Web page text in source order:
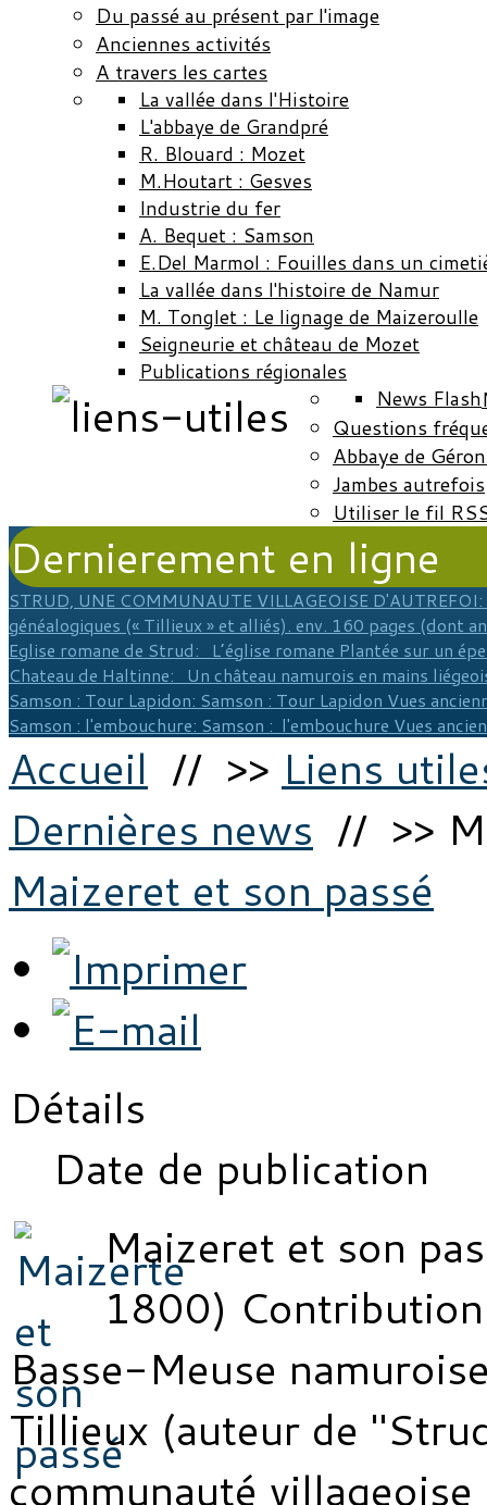
Du passé au présent par l'image
Anciennes activités
A travers les cartes
La vallée dans l'Histoire
L'abbaye de Grandpré
R. Blouard : Mozet
M.Houtart : Gesves
Industrie du fer
A. Bequet : Samson
E.Del Marmol : Fouilles dans un
La vallée dans l'histoire de Namur
M. Tonglet : Le lignage de Maizeroulle
Seigneurie et château de Mozet
Publications régionales
News Flash
Questions
Abbaye de
Jambes autrefois
Utiliser le fil
Dernierement en ligne
STRUD, UNE COMMUNAUTE VILLAGEOISE D'AUTREFOI
généalogiques (« Tillieux » et alliés). env. 160 pages (dont
Eglise romane de Strud: L’église romane Plantée sur un
Chateau de Haltinne: Un château namurois en mains
Samson : Tour Lapidon: Samson : Tour Lapidon Vues
Samson : l'embouchure: Samson : l'embouchure Vues
Accueil // >> Liens
Dernières news // >>
Maizeret et son passé
Détails
Date de publication
Maizeret et son
1800)
Basse-Meuse
Tillieux (auteur de
communauté